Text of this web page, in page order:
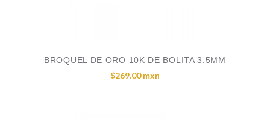
BROQUEL DE ORO 10K DE BOLITA 3.5MM
$269.00 mxn